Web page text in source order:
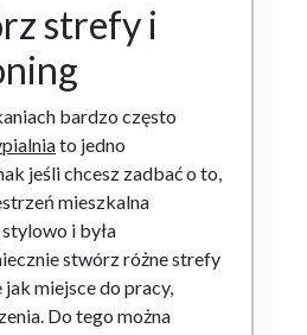
strefy i
bardzo często
to jedno
jeśli chcesz zadbać o to,
mieszkalna
i była
stwórz różne strefy
miejsce do pracy,
Do tego można